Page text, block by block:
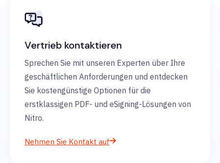
Vertrieb kontaktieren
Sprechen Sie mit unseren Experten über Ihre
geschäftlichen Anforderungen und entdecken
Sie kostengünstige Optionen für die
erstklassigen PDF- und eSigning-Lösungen von
Nitro.
Nehmen Sie Kontakt auf